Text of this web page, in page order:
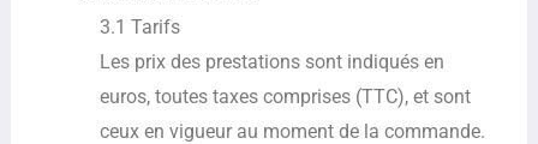
3.1 Tarifs
Les prix des prestations sont indiqués en
euros, toutes taxes comprises (TTC), et sont
ceux en vigueur au moment de la commande.